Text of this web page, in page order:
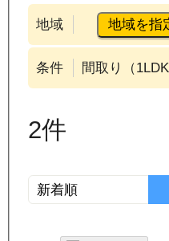
地域 地域を指
条件 間取り（1LDK
2件